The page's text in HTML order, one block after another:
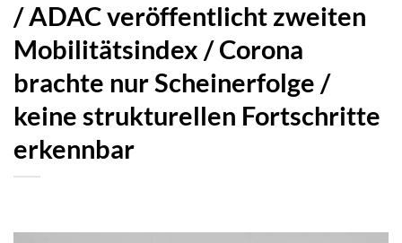
/ ADAC veröffentlicht zweiten
Mobilitätsindex / Corona
brachte nur Scheinerfolge /
keine strukturellen Fortschritte
erkennbar